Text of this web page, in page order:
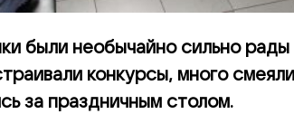
были необычайно сильно
конкурсы, много
за праздничным столом.